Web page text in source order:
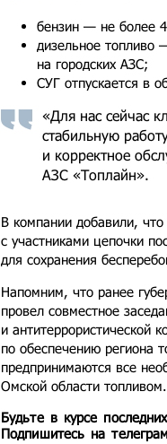
бензин — не более
дизельное топливо
на городских АЗС;
СУГ отпускается в
«Для нас сейчас
стабильную
и корректное
АЗС «Топлайн».
В компании добавили, что
с участниками цепочки
для сохранения
Напомним, что ранее
провел совместное
и антитеррористической
по обеспечению региона
предпринимаются все
Омской области топливом.
Будьте в курсе
Подпишитесь на